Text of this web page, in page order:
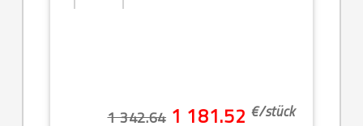
1 342.64 1 181.52 €/stück